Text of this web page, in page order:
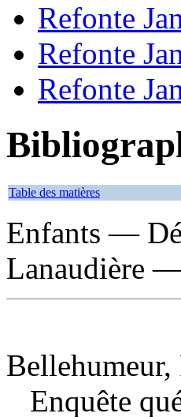
Refonte
Refonte
Refonte
Table des matières
Enfants —
Lanaudière
Enquête